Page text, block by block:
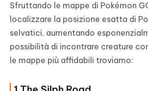
Sfruttando le mappe di Pokémon
localizzare la posizione esatta di
selvatici, aumentando
possibilità di incontrare creature
le mappe più affidabili troviamo: